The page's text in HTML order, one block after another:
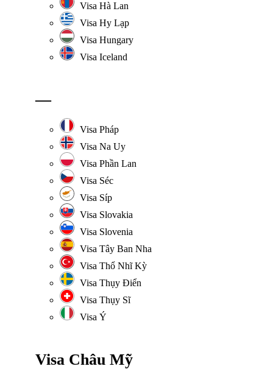
Visa Hà Lan
Visa Hy Lạp
Visa Hungary
Visa Iceland
—
Visa Pháp
Visa Na Uy
Visa Phần Lan
Visa Séc
Visa Síp
Visa Slovakia
Visa Slovenia
Visa Tây Ban Nha
Visa Thổ Nhĩ Kỳ
Visa Thụy Điển
Visa Thụy Sĩ
Visa Ý
Visa Châu Mỹ